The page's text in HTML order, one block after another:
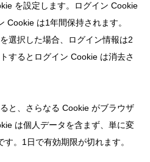
を設定します。ログイン Cookie
Cookie は1年間保持されます。
選択した場合、ログイン情報は2
するとログイン Cookie は消去さ
と、さらなる Cookie がブラウザ
は個人データを含まず、単に変
。1日で有効期限が切れます。